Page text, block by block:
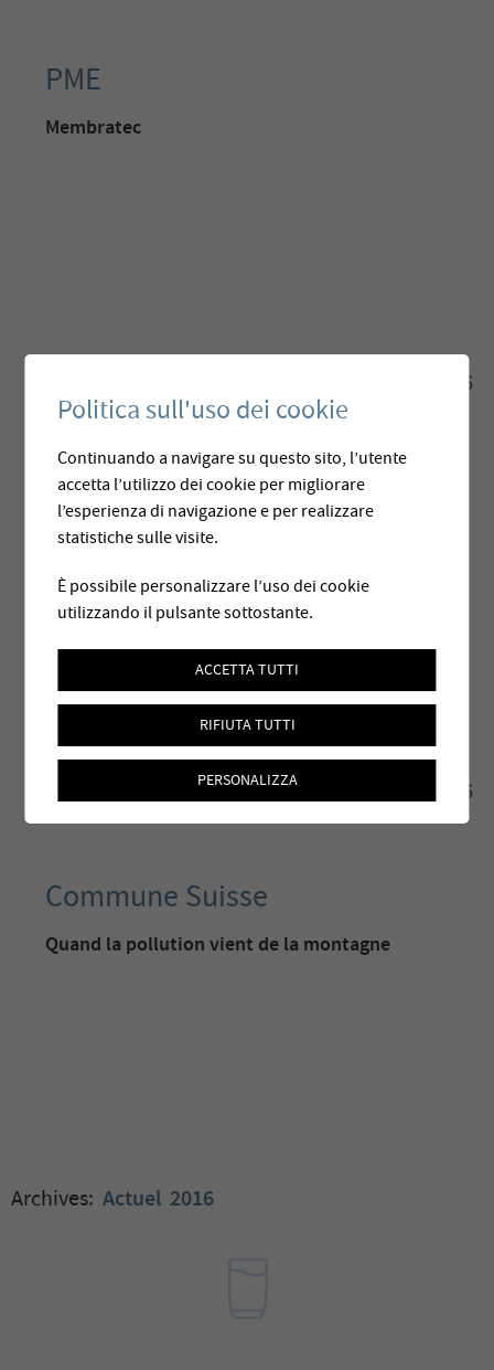
PME
Membratec
L'Impartial
La Sagne - De l'eau potable en or massif
08.06.2016
Commune Suisse
Quand la pollution vient de la montagne
02.02.2016
Archives: Actuel 2016
Politica sull'uso dei cookie
Continuando a navigare su questo sito, l’utente
accetta l’utilizzo dei cookie per migliorare
l’esperienza di navigazione e per realizzare
statistiche sulle visite.
È possibile personalizzare l’uso dei cookie
utilizzando il pulsante sottostante.
ACCETTA TUTTI
RIFIUTA TUTTI
PERSONALIZZA